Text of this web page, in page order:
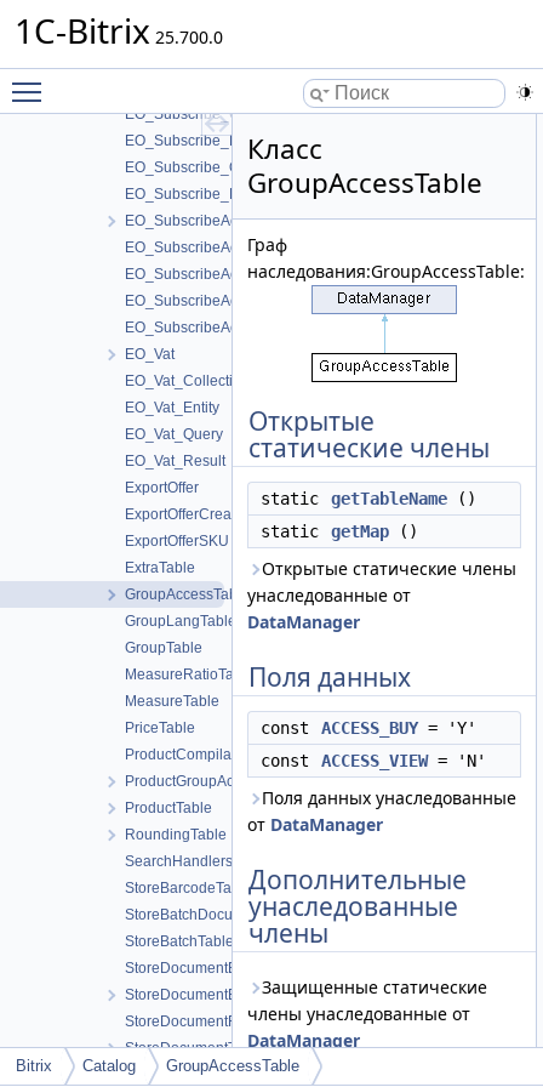
1C-Bitrix 25.700.0
EO_StoreProduct_Query
EO_Subscribe_Collection
EO_Subscribe_Entity
EO_Subscribe_Query
EO_Subscribe_Result
EO_SubscribeAccess
EO_SubscribeAccess_Collection
EO_SubscribeAccess_Entity
EO_SubscribeAccess_Query
EO_SubscribeAccess_Result
EO_Vat
EO_Vat_Collection
EO_Vat_Entity
EO_Vat_Query
EO_Vat_Result
ExportOffer
ExportOfferCreator
ExportOfferSKU
ExtraTable
GroupAccessTable
GroupLangTable
GroupTable
MeasureRatioTable
MeasureTable
PriceTable
ProductCompilationTable
ProductGroupAccessTable
ProductTable
RoundingTable
SearchHandlers
StoreBarcodeTable
StoreBatchDocumentElementTable
StoreBatchTable
StoreDocumentBarcodeTable
StoreDocumentElementTable
StoreDocumentFileTable
StoreDocumentTable
StoreProductTable
Класс
GroupAccessTable
Граф
наследования:GroupAccessTable:
Открытые
статические члены
static getTableName ()
static
getMap ()
Открытые статические члены
унаследованные от
DataManager
Поля данных
const ACCESS_BUY= 'Y'
const
ACCESS_VIEW= 'N'
Поля данных унаследованные
от DataManager
Дополнительные
унаследованные
члены
Защищенные статические
члены унаследованные от
DataManager
Статические защищенные
Bitrix Catalog GroupAccessTable